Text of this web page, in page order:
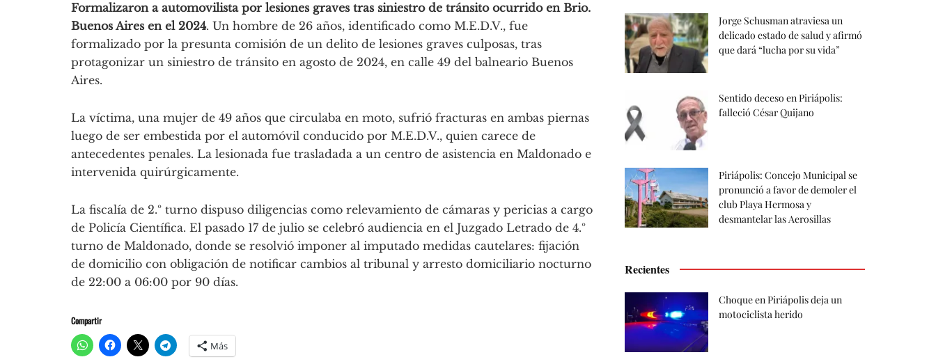
Formalizaron a automovilista por lesiones graves tras siniestro de tránsito ocurrido en Brio.
Buenos Aires en el 2024. Un hombre de 26 años, identificado como M.E.D.V., fue
formalizado por la presunta comisión de un delito de lesiones graves culposas, tras
protagonizar un siniestro de tránsito en agosto de 2024, en calle 49 del balneario Buenos
Aires.
La víctima, una mujer de 49 años que circulaba en moto, sufrió fracturas en ambas piernas
luego de ser embestida por el automóvil conducido por M.E.D.V., quien carece de
antecedentes penales. La lesionada fue trasladada a un centro de asistencia en Maldonado e
intervenida quirúrgicamente.
La fiscalía de 2.º turno dispuso diligencias como relevamiento de cámaras y pericias a cargo
de Policía Científica. El pasado 17 de julio se celebró audiencia en el Juzgado Letrado de 4.º
turno de Maldonado, donde se resolvió imponer al imputado medidas cautelares: fijación
de domicilio con obligación de notificar cambios al tribunal y arresto domiciliario nocturno
de 22:00 a 06:00 por 90 días.
Compartir
Más
Jorge Schusman atraviesa un
delicado estado de salud y afirmó
que dará “lucha por su vida”
Sentido deceso en Piriápolis:
falleció César Quijano
Piriápolis: Concejo Municipal se
pronunció a favor de demoler el
club Playa Hermosa y
desmantelar las Aerosillas
Recientes
Choque en Piriápolis deja un
motociclista herido